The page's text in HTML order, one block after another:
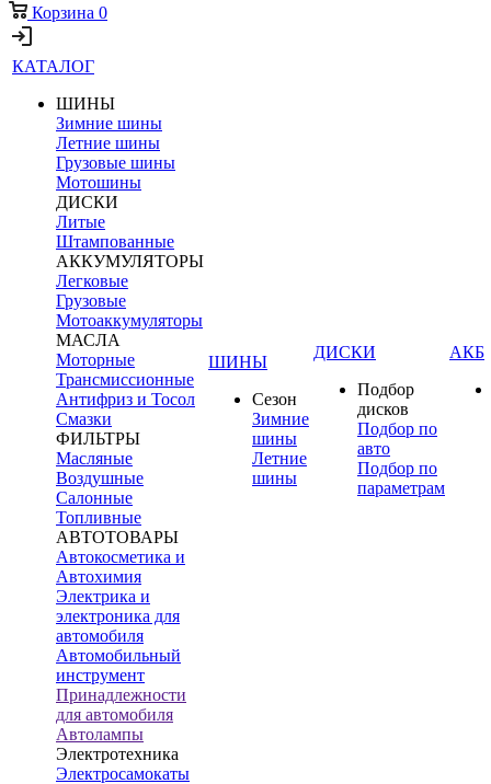
Корзина 0
КАТАЛОГ
ШИНЫ
Зимние шины
Летние шины
Грузовые шины
Мотошины
ДИСКИ
Литые
Штампованные
АККУМУЛЯТОРЫ
Легковые
Грузовые
Мотоаккумуляторы
МАСЛА
Моторные
Трансмиссионные
Антифриз и Тосол
Смазки
ФИЛЬТРЫ
Масляные
Воздушные
Салонные
Топливные
АВТОТОВАРЫ
Автокосметика и
Автохимия
Электрика и
электроника для
автомобиля
Автомобильный
инструмент
Принадлежности
для автомобиля
Автолампы
Электротехника
Электросамокаты
ШИНЫ
Сезон
Зимние
шины
Летние
шины
ДИСКИ
Подбор
дисков
Подбор по
авто
Подбор по
параметрам
АКБ